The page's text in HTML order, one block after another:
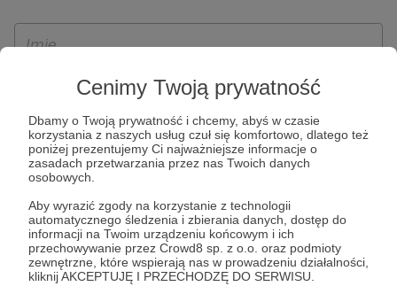
Cenimy Twoją prywatność
Dbamy o Twoją prywatność i chcemy, abyś w czasie
korzystania z naszych usług czuł się komfortowo, dlatego też
poniżej prezentujemy Ci najważniejsze informacje o
zasadach przetwarzania przez nas Twoich danych
osobowych.
Aby wyrazić zgody na korzystanie z technologii
automatycznego śledzenia i zbierania danych, dostęp do
informacji na Twoim urządzeniu końcowym i ich
przechowywanie przez Crowd8 sp. z o.o. oraz podmioty
zewnętrzne, które wspierają nas w prowadzeniu działalności,
kliknij AKCEPTUJĘ I PRZECHODZĘ DO SERWISU.
Patronite.pl, w tym możliwości dokonywania oraz
otrzymywania wsparcia na naszej platformie oraz
ich przenoszenia, niepodlegania zautomatyzowanemu
wyrażenia sprzeciwu wobec przetwarzania Twoich danych
osobowych. Rejestracja dla osób niepełnoletnich możliwa
jest po przekazaniu podpisanego formularza "Zgodna na
założenie konta przez osobę niepełnoletnią", formularz
dostępny jest na stronie regulaminu Patronite.pl.